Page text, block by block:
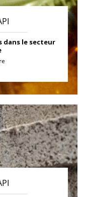
dans le secteur